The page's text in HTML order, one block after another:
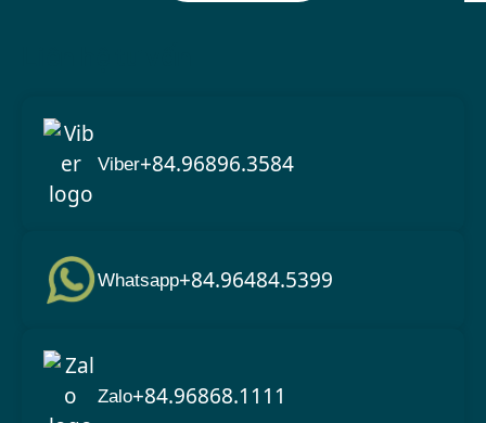
Viber+84.96896.3584
Whatsapp+84.96484.5399
Zalo+84.96868.1111